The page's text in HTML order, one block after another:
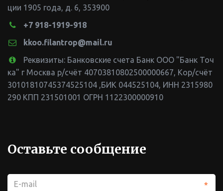
ции 1905 года, д. 6 353900
+7 918-1919-918
kkoo.filantrop@mail.ru
Реквизиты: Банковские счета Банк ООО "Банк Точ
ка" г Москва р/счёт 40703810802500000667, Кор/счёт
30101810745374525104 ,БИК 044525104 ИНН 2315980
290 КПП 231501001 ОГРН 1122300000910
Оставьте сообщение
*